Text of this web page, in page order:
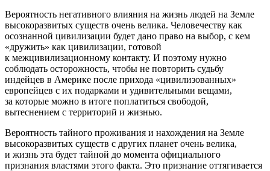
Вероятность негативного влияния на жизнь людей на Земле
высокоразвитых существ очень велика. Человечеству как
осознанной цивилизации будет дано право на выбор, с кем
«дружить» как цивилизации, готовой
к межцивилизационному контакту. И поэтому нужно
соблюдать осторожность, чтобы не повторить судьбу
индейцев в Америке после прихода «цивилизованных»
европейцев с их подарками и удивительными вещами,
за которые можно в итоге поплатиться свободой,
вытеснением с территорий и жизнью.
Вероятность тайного проживания и нахождения на Земле
высокоразвитых существ с других планет очень велика,
и жизнь эта будет тайной до момента официального
признания властями этого факта. Это признание оттягивается